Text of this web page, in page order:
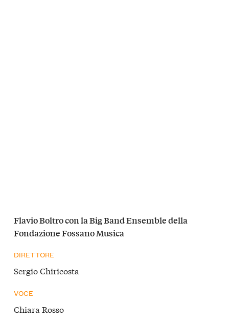
Flavio Boltro con la Big Band Ensemble della
Fondazione Fossano Musica
DIRETTORE
Sergio Chiricosta
VOCE
Chiara Rosso